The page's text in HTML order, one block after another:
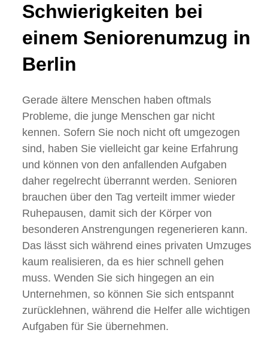
Schwierigkeiten bei
einem Seniorenumzug in
Berlin
Gerade ältere Menschen haben oftmals
Probleme, die junge Menschen gar nicht
kennen. Sofern Sie noch nicht oft umgezogen
sind, haben Sie vielleicht gar keine Erfahrung
und können von den anfallenden Aufgaben
daher regelrecht überrannt werden. Senioren
brauchen über den Tag verteilt immer wieder
Ruhepausen, damit sich der Körper von
besonderen Anstrengungen regenerieren kann.
Das lässt sich während eines privaten Umzuges
kaum realisieren, da es hier schnell gehen
muss. Wenden Sie sich hingegen an ein
Unternehmen, so können Sie sich entspannt
zurücklehnen, während die Helfer alle wichtigen
Aufgaben für Sie übernehmen.